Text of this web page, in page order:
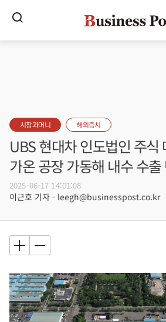
시장과머니 해외증시
UBS 현대차 인도법인 주식
가온 공장 가동해 내수 수출
2025-06-17 14:01:08
이근호 기자 - leegh@businesspost.co.kr